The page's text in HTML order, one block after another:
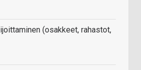
(osakkeet, rahastot,